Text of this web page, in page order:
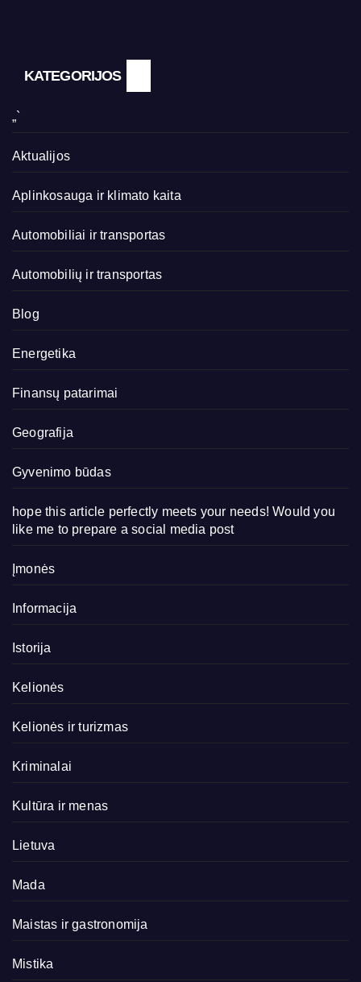
KATEGORIJOS
„`
Aktualijos
Aplinkosauga ir klimato kaita
Automobiliai ir transportas
Automobilių ir transportas
Blog
Energetika
Finansų patarimai
Geografija
Gyvenimo būdas
hope this article perfectly meets your needs! Would you
like me to prepare a social media post
Įmonės
Informacija
Istorija
Kelionės
Kelionės ir turizmas
Kriminalai
Kultūra ir menas
Lietuva
Mada
Maistas ir gastronomija
Mistika